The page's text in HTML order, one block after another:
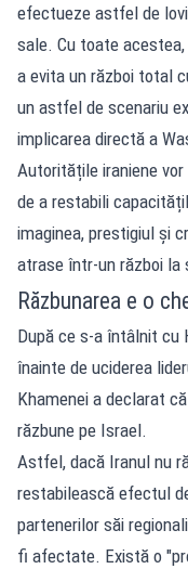
efectueze astfel de
sale. Cu toate
a evita un război total
un astfel de scenariu
implicarea directă a
Autoritățile iraniene
de a restabili
imaginea, prestigiul și
atrase într-un război la
Răzbunarea e o
După ce s-a întâlnit cu
înainte de uciderea
Khamenei a declarat
răzbune pe Israel.
Astfel, dacă Iranul nu
restabilească efectul
partenerilor săi
fi afectate. Există o